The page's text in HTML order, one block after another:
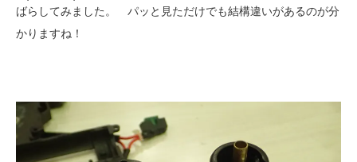
ばらしてみました。 パッと見ただけでも結構違いがあるのが分
かりますね！